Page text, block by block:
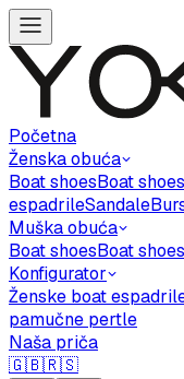
Početna
Ženska obuća
Boat shoesBoat
espadrileSandale
Muška obuća
Boat shoesBoat
Konfigurator
Ženske boat
pamučne pertle
Naša priča
🇬🇧🇷🇸